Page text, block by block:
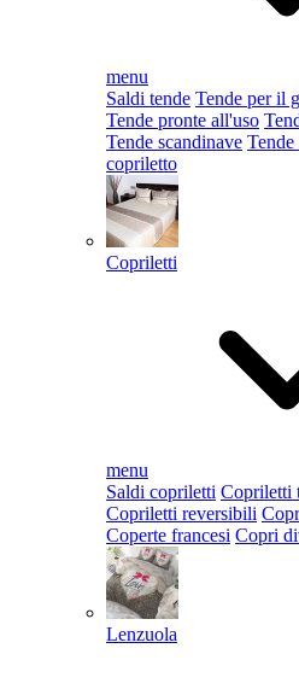
menu
Saldi tende Tende per il
Tende pronte all'uso
Tende scandinave Tende
copriletto
Copriletti
menu
Saldi copriletti Copriletti
Copriletti reversibili
Coperte francesi Copri
Lenzuola